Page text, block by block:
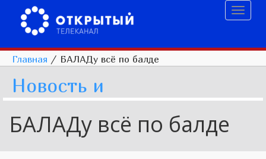
Главная / БАЛАДу всё по балде
Новость и
БАЛАДу всё по балде